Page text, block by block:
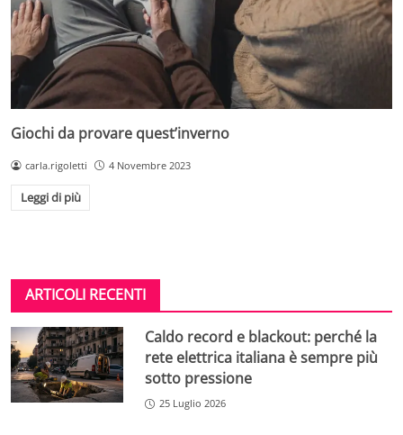
Giochi da provare quest’inverno
carla.rigoletti 4 Novembre 2023
Leggi di più
ARTICOLI RECENTI
Caldo record e blackout: perché la
rete elettrica italiana è sempre più
sotto pressione
25 Luglio 2026